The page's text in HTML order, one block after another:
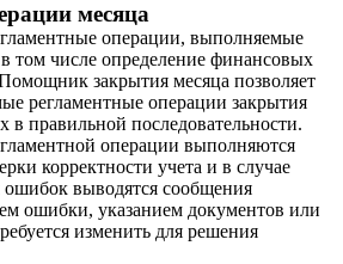
месяца
операции, выполняемые
том числе определение финансовых
закрытия месяца позволяет
регламентные операции закрытия
в правильной последовательности.
операции выполняются
корректности учета и в случае
выводятся сообщения
ошибки, указанием документов или
изменить для решения